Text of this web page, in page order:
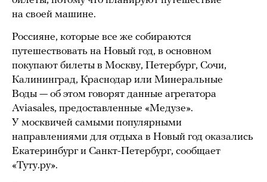
на своей машине.
Россияне, которые все же собираются
путешествовать на Новый год, в основном
покупают билеты в Москву, Петербург, Сочи,
Калининград, Краснодар или Минеральные
Воды — об этом говорят данные агрегатора
Aviasales, предоставленные «Медузе».
У москвичей самыми популярными
направлениями для отдыха в Новый год оказались
Екатеринбург и Санкт-Петербург, сообщает
«Туту.ру».